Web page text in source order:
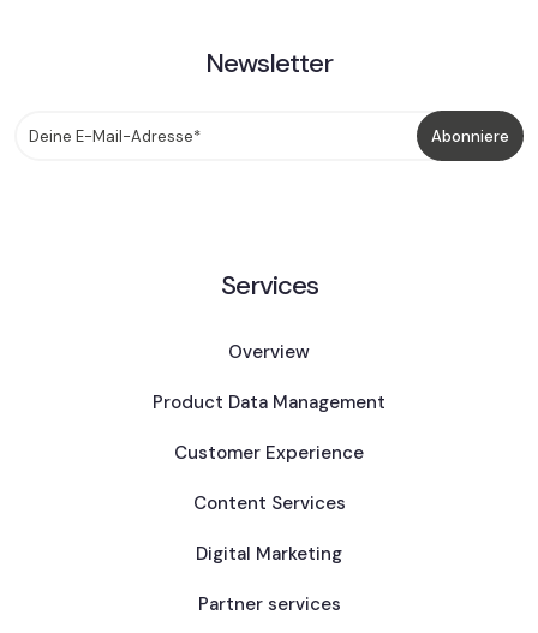
Newsletter
Services
Overview
Product Data Management
Customer Experience
Content Services
Digital Marketing
Partner services